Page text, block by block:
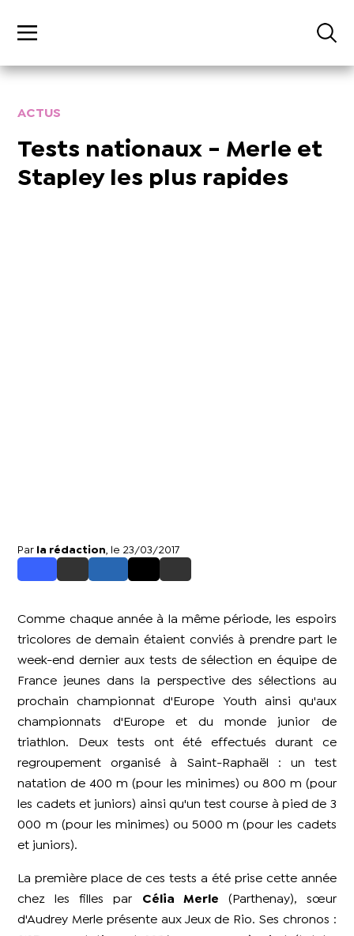
ACTUS
Tests nationaux - Merle et
Stapley les plus rapides
Par la rédaction , le 23/03/2017
Comme chaque année à la même période, les espoirs
tricolores de demain étaient conviés à prendre part le
week-end dernier aux tests de sélection en équipe de
France jeunes dans la perspective des sélections au
prochain championnat d'Europe Youth ainsi qu'aux
championnats d'Europe et du monde junior de
triathlon. Deux tests ont été effectués durant ce
regroupement organisé à Saint-Raphaël : un test
natation de 400 m (pour les minimes) ou 800 m (pour
les cadets et juniors) ainsi qu'un test course à pied de 3
000 m (pour les minimes) ou 5000 m (pour les cadets
et juniors).
La première place de ces tests a été prise cette année
chez les filles par
Célia Merle (Parthenay), sœur
d'Audrey Merle présente aux Jeux de Rio. Ses chronos :